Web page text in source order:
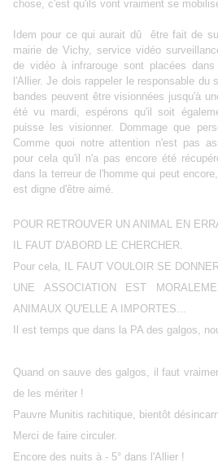
chose, c'est qu'ils vont vraiment se
Idem pour ce qui aurait dû être fait de
mairie de Vichy, service vidéo
de vidéo à infrarouge sont placées
l'Allier. Je dois rappeler le responsable
bandes peuvent être visionnées jusqu'à
été vu mardi, espérons qu'il soit
puisse les visionner. Dommage que
Comme quoi notre attention n'est pas
pour cela qu'il n'a pas encore été
dans la terreur de l'homme qui peut
est digne d'être aimé.
POUR RETROUVER UN ANIMAL EN
IL FAUT D'ABORD LE CHERCHER.
Pour cela, IL FAUT VOULOIR SE
UNE ASSOCIATION EST
ANIMAUX QU'ELLE A IMPORTES...
Il est temps que dans la PA des galgos,
Quand on sauve des galgos, il faut
de les mériter !
Pauvre Munitis rachitique, bientôt
Merci de faire circuler.
Encore des nuits à - 5° dans l'Allier !